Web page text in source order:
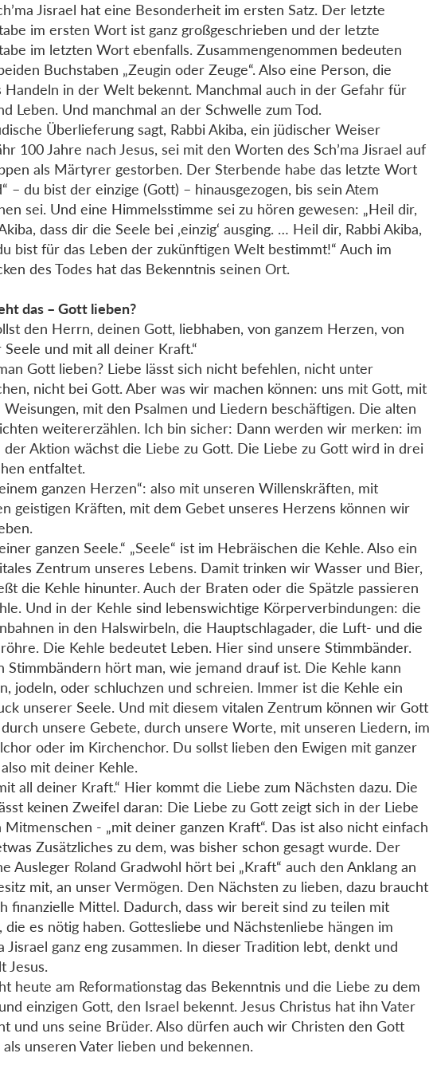
Jisrael hat eine Besonderheit im ersten Satz. Der letzte
im ersten Wort ist ganz großgeschrieben und der letzte
im letzten Wort ebenfalls. Zusammengenommen bedeuten
Buchstaben „Zeugin oder Zeuge“. Also eine Person, die
Handeln in der Welt bekennt. Manchmal auch in der Gefahr für
Leben. Und manchmal an der Schwelle zum Tod.
Überlieferung sagt, Rabbi Akiba, ein jüdischer Weiser
100 Jahre nach Jesus, sei mit den Worten des Sch’ma Jisrael auf
als Märtyrer gestorben. Der Sterbende habe das letzte Wort
– du bist der einzige (Gott) – hinausgezogen, bis sein Atem
sei. Und eine Himmelsstimme sei zu hören gewesen: „Heil dir,
dass dir die Seele bei ‚einzig‘ ausging. … Heil dir, Rabbi Akiba,
bist für das Leben der zukünftigen Welt bestimmt!“ Auch im
des Todes hat das Bekenntnis seinen Ort.
das – Gott lieben?
den Herrn, deinen Gott, liebhaben, von ganzem Herzen, von
Seele und mit all deiner Kraft.“
Gott lieben? Liebe lässt sich nicht befehlen, nicht unter
nicht bei Gott. Aber was wir machen können: uns mit Gott, mit
Weisungen, mit den Psalmen und Liedern beschäftigen. Die alten
weitererzählen. Ich bin sicher: Dann werden wir merken: im
der Aktion wächst die Liebe zu Gott. Die Liebe zu Gott wird in drei
entfaltet.
ganzen Herzen“: also mit unseren Willenskräften, mit
geistigen Kräften, mit dem Gebet unseres Herzens können wir
ganzen Seele.“ „Seele“ ist im Hebräischen die Kehle. Also ein
Zentrum unseres Lebens. Damit trinken wir Wasser und Bier,
die Kehle hinunter. Auch der Braten oder die Spätzle passieren
Und in der Kehle sind lebenswichtige Körperverbindungen: die
in den Halswirbeln, die Hauptschlagader, die Luft- und die
Die Kehle bedeutet Leben. Hier sind unsere Stimmbänder.
Stimmbändern hört man, wie jemand drauf ist. Die Kehle kann
jodeln, oder schluchzen und schreien. Immer ist die Kehle ein
unserer Seele. Und mit diesem vitalen Zentrum können wir Gott
unsere Gebete, durch unsere Worte, mit unseren Liedern, im
oder im Kirchenchor. Du sollst lieben den Ewigen mit ganzer
mit deiner Kehle.
all deiner Kraft.“ Hier kommt die Liebe zum Nächsten dazu. Die
keinen Zweifel daran: Die Liebe zu Gott zeigt sich in der Liebe
Mitmenschen - „mit deiner ganzen Kraft“. Das ist also nicht einfach
Zusätzliches zu dem, was bisher schon gesagt wurde. Der
Ausleger Roland Gradwohl hört bei „Kraft“ auch den Anklang an
mit, an unser Vermögen. Den Nächsten zu lieben, dazu braucht
finanzielle Mittel. Dadurch, dass wir bereit sind zu teilen mit
die es nötig haben. Gottesliebe und Nächstenliebe hängen im
Jisrael ganz eng zusammen. In dieser Tradition lebt, denkt und
Jesus.
heute am Reformationstag das Bekenntnis und die Liebe zu dem
einzigen Gott, den Israel bekennt. Jesus Christus hat ihn Vater
und uns seine Brüder. Also dürfen auch wir Christen den Gott
als unseren Vater lieben und bekennen.